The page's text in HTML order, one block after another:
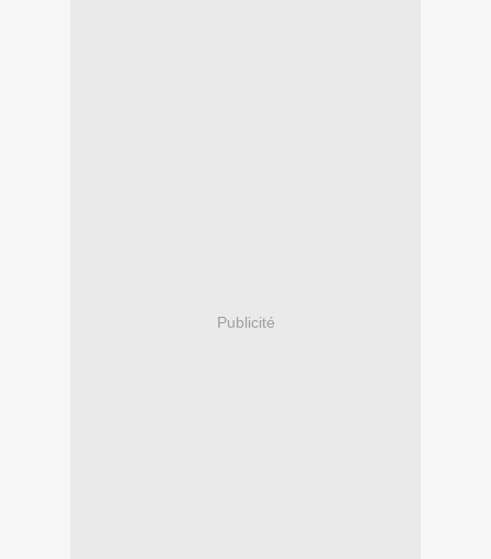
Publicité